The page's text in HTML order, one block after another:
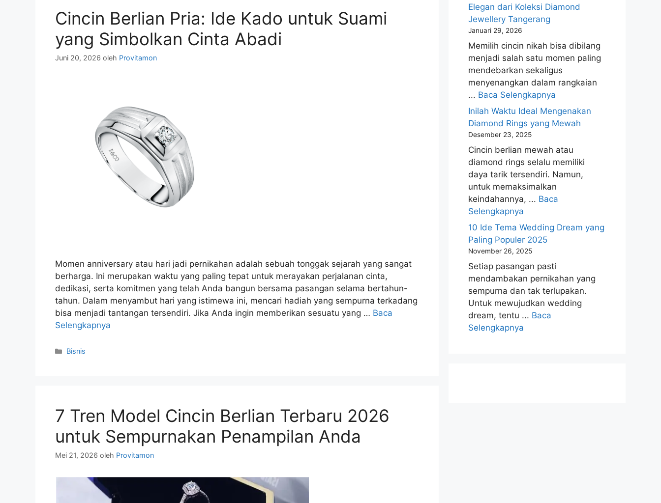
Cincin Berlian Pria: Ide Kado untuk Suami
yang Simbolkan Cinta Abadi
Juni 20, 2026 oleh Provitamon
Momen anniversary atau hari jadi pernikahan adalah sebuah tonggak sejarah yang sangat
berharga. Ini merupakan waktu yang paling tepat untuk merayakan perjalanan cinta,
dedikasi, serta komitmen yang telah Anda bangun bersama pasangan selama bertahun-
tahun. Dalam menyambut hari yang istimewa ini, mencari hadiah yang sempurna terkadang
bisa menjadi tantangan tersendiri. Jika Anda ingin memberikan sesuatu yang … Baca
Selengkapnya
Kategori
Bisnis
7 Tren Model Cincin Berlian Terbaru 2026
untuk Sempurnakan Penampilan Anda
Mei 21, 2026 oleh Provitamon
Elegan dari Koleksi Diamond
Jewellery Tangerang
Januari 29, 2026
Memilih cincin nikah bisa dibilang
menjadi salah satu momen paling
mendebarkan sekaligus
menyenangkan dalam rangkaian
... Baca Selengkapnya
Inilah Waktu Ideal Mengenakan
Diamond Rings yang Mewah
Desember 23, 2025
Cincin berlian mewah atau
diamond rings selalu memiliki
daya tarik tersendiri. Namun,
untuk memaksimalkan
keindahannya, ... Baca
Selengkapnya
10 Ide Tema Wedding Dream yang
Paling Populer 2025
November 26, 2025
Setiap pasangan pasti
mendambakan pernikahan yang
sempurna dan tak terlupakan.
Untuk mewujudkan wedding
dream, tentu ... Baca
Selengkapnya